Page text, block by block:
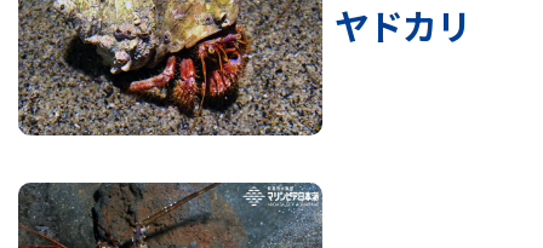
ヤドカリ